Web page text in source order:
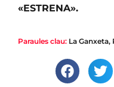
«ESTRENA».
Paraules clau: La Ganxeta,